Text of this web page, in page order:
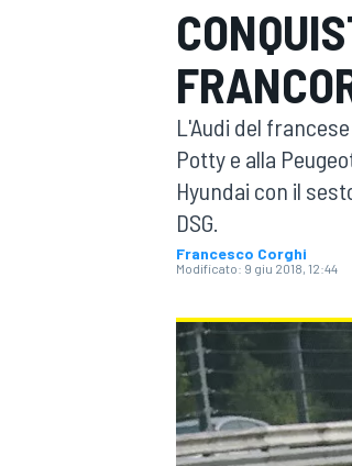
MOTOGP
WRC
L'Audi del
Potty e alla
Hyundai con il
DSG.
Francesco Corghi
Modificato: 9 giu 2018, 12:44